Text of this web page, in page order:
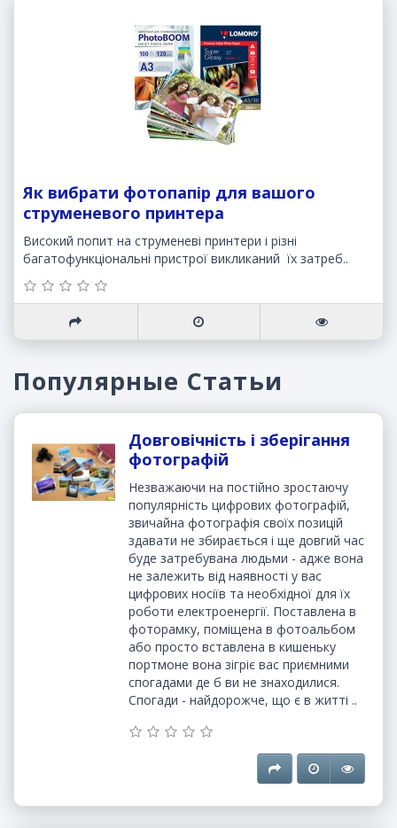
Як вибрати фотопапір для вашого
струменевого принтера
Високий попит на струменеві принтери і різні
багатофункціональні пристрої викликаний їх затреб..
Популярные Статьи
Довговічність і зберігання
фотографій
Незважаючи на постійно зростаючу
популярність цифрових фотографій,
звичайна фотографія своїх позицій
здавати не збирається і ще довгий час
буде затребувана людьми - адже вона
не залежить від наявності у вас
цифрових носіїв та необхідної для їх
роботи електроенергії. Поставлена в
фоторамку, поміщена в фотоальбом
або просто вставлена в кишеньку
портмоне вона зігріє вас приємними
спогадами де б ви не знаходилися.
Спогади - найдорожче, що є в житті ..